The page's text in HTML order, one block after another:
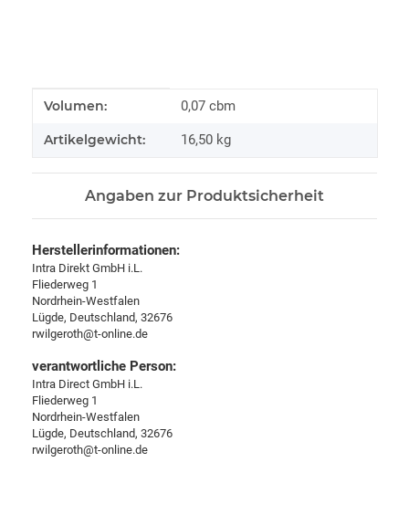
Produkteigenschaft
Wert
Volumen: 0,07 cbm
Artikelgewicht: 16,50 kg
Angaben zur Produktsicherheit
Herstellerinformationen:
Intra Direkt GmbH i.L.
Fliederweg 1
Nordrhein-Westfalen
Lügde, Deutschland, 32676
rwilgeroth@t-online.de
verantwortliche Person:
Intra Direct GmbH i.L.
Fliederweg 1
Nordrhein-Westfalen
Lügde, Deutschland, 32676
rwilgeroth@t-online.de